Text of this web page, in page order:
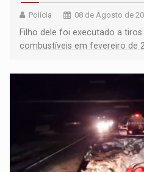
Polícia 08 de Agosto de
Filho dele foi executado a
combustíveis em fevereiro de